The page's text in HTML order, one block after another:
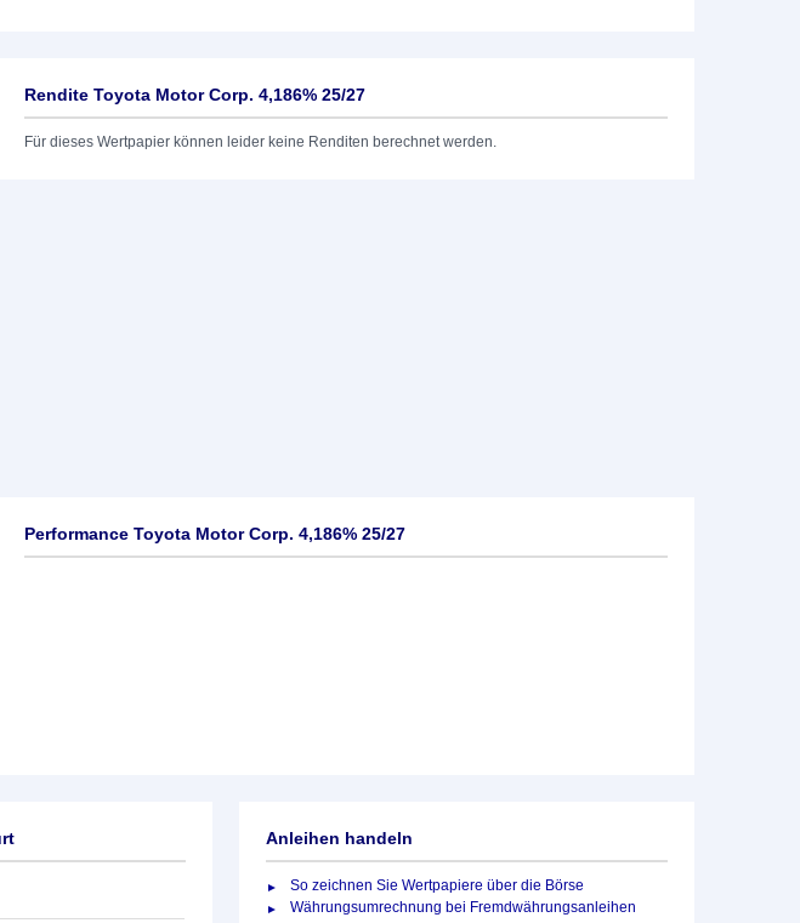
Rendite Toyota Motor Corp. 4,186% 25/27
Für dieses Wertpapier können leider keine Renditen berechnet werden.
Performance Toyota Motor Corp. 4,186% 25/27
Anleihen handeln
So zeichnen Sie Wertpapiere über die Börse
Währungsumrechnung bei Fremdwährungsanleihen